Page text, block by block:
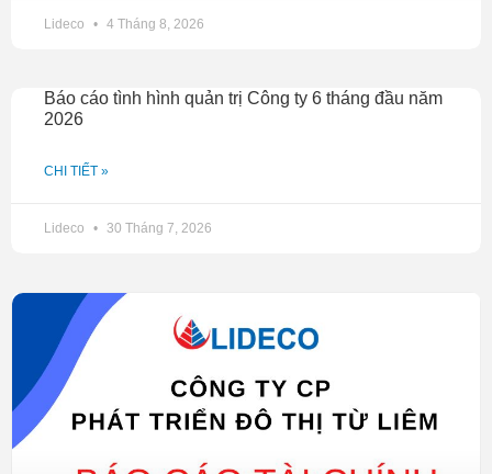
Lideco 4 Tháng 8, 2026
Báo cáo tình hình quản trị Công ty 6 tháng đầu năm
2026
CHI TIẾT »
Lideco 30 Tháng 7, 2026